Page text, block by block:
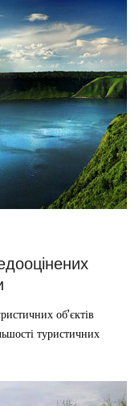
об’єктів
туристичних